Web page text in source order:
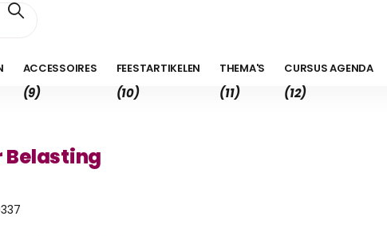
ACCESSOIRES
(9)
FEESTARTIKELEN
(10)
THEMA'S
(11)
CURSUS AGENDA
(12)
Belasting